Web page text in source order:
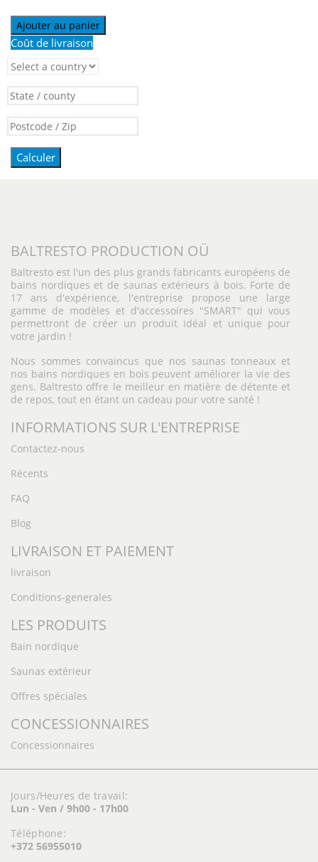
Ajouter au panier
Coût de livraison
Calculer
BALTRESTO PRODUCTION OÜ
Baltresto est l'un des plus grands fabricants européens de
bains nordiques et de saunas extérieurs à bois. Forte de
17 ans d'expérience, l'entreprise propose une large
gamme de modèles et d'accessoires "SMART" qui vous
permettront de créer un produit idéal et unique pour
votre jardin !
Nous sommes convaincus que nos saunas tonneaux et
nos bains nordiques en bois peuvent améliorer la vie des
gens. Baltresto offre le meilleur en matière de détente et
de repos, tout en étant un cadeau pour votre santé !
INFORMATIONS SUR L'ENTREPRISE
Contactez-nous
Récents
FAQ
Blog
LIVRAISON ET PAIEMENT
livraison
Conditions-generales
LES PRODUITS
Bain nordique
Saunas extérieur
Offres spéciales
CONCESSIONNAIRES
Concessionnaires
Jours/Heures de travail:
Lun - Ven / 9h00 - 17h00
Téléphone:
+372 56955010